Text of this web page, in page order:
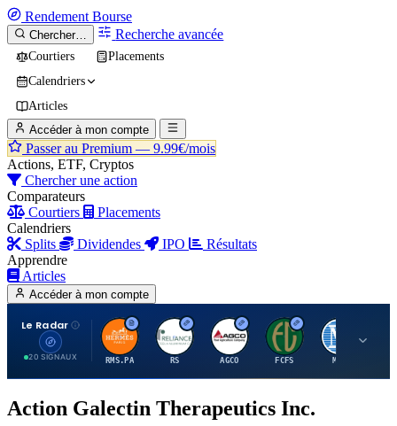
Rendement Bourse
Chercher… Recherche avancée
Courtiers
Placements
Calendriers
Articles
Accéder à mon compte
Passer au Premium — 9.99€/mois
Actions, ETF, Cryptos
Chercher une action
Comparateurs
Courtiers
Placements
Calendriers
Splits
Dividendes IPO
Résultats
Apprendre
Articles
Accéder à mon compte
Le Radar
20 SIGNAUX
H
RMS.PA
R
RS
A
AGCO
F
FCFS
M
MCO
Action Galectin Therapeutics Inc.